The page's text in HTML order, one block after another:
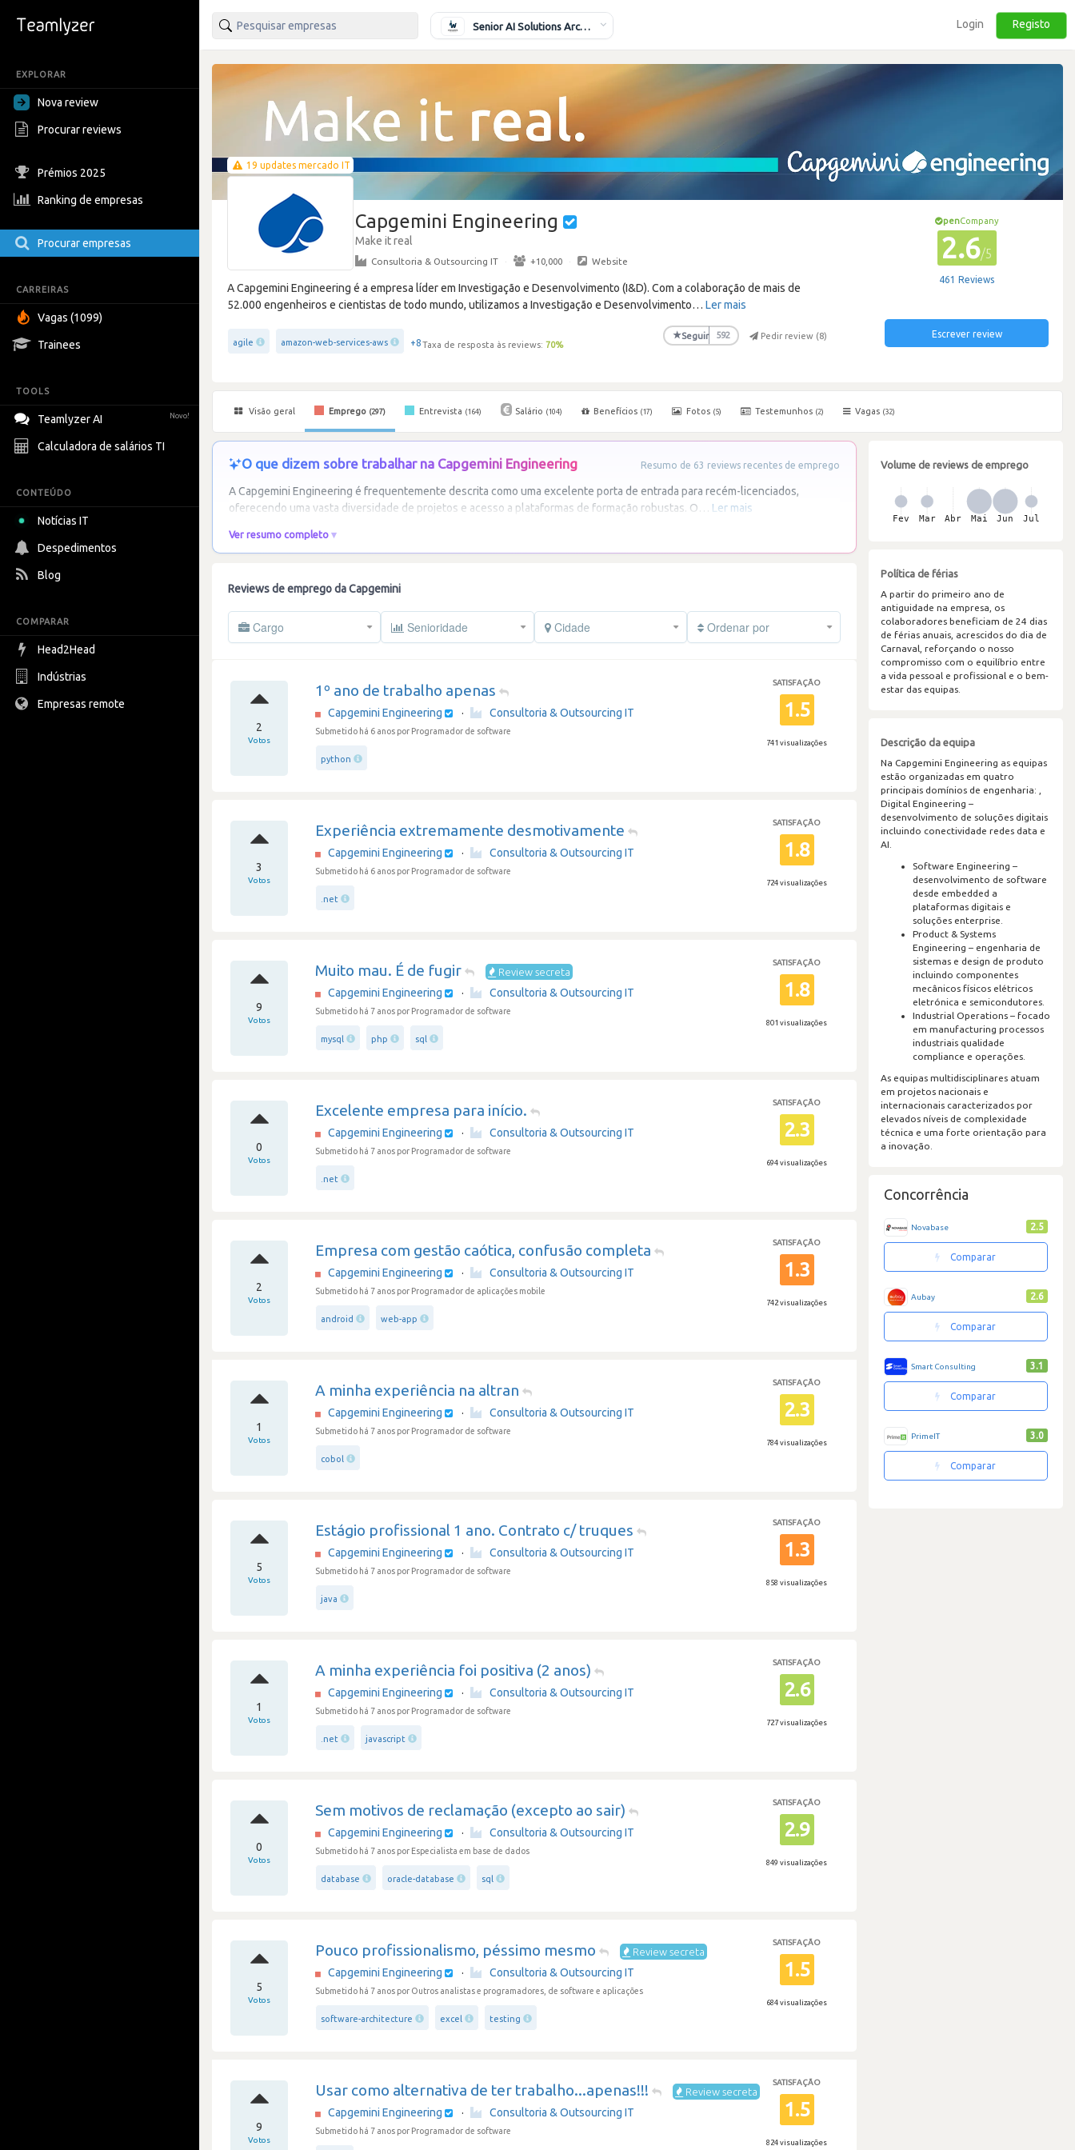
EXPLORAR
Nova review
Procurar reviews
Prémios 2025
Ranking de empresas
Procurar empresas
CARREIRAS
Vagas (1099)
Trainees
TOOLS
Teamlyzer AI Novo!
Calculadora de salários TI
CONTEÚDO
Notícias IT
Despedimentos
Blog
COMPARAR
Head2Head
Indústrias
Empresas remote
Senior AI Solutions Architect Login Registo
19 updates mercado IT
Capgemini Engineering
Make it real
Consultoria & Outsourcing IT · +10,000 · Website
A Capgemini Engineering é a empresa líder em Investigação e Desenvolvimento (I&D). Com a colaboração de mais de
52.000 engenheiros e cientistas de todo mundo, utilizamos a Investigação e Desenvolvimento… Ler mais
agile amazon-web-services-aws +8Taxa de resposta às reviews: 70%
★Seguir 592 Pedir review (8)
penCompany
2.6/5
461 Reviews
Escrever review
Visão geral Emprego (297) Entrevista (164) Salário (104) Benefícios (17) Fotos (5) Testemunhos (2) Vagas (32)
O que dizem sobre trabalhar na Capgemini Engineering Resumo de 63 reviews recentes de emprego
A Capgemini Engineering é frequentemente descrita como uma excelente porta de entrada para recém-licenciados,
oferecendo uma vasta diversidade de projetos e acesso a plataformas de formação robustas. O… Ler mais
Ver resumo completo
Reviews de emprego da Capgemini
Cargo Senioridade Cidade Ordenar por
2
Votos
1º ano de trabalho apenas
Capgemini Engineering · Consultoria & Outsourcing IT
Submetido há 6 anos por Programador de software
python
SATISFAÇÃO
1.5
741 visualizações
3
Votos
Experiência extremamente desmotivamente
Capgemini Engineering · Consultoria & Outsourcing IT
Submetido há 6 anos por Programador de software
.net
SATISFAÇÃO
1.8
724 visualizações
9
Votos
Muito mau. É de fugir Review secreta
Capgemini Engineering · Consultoria & Outsourcing IT
Submetido há 7 anos por Programador de software
mysql php sql
SATISFAÇÃO
1.8
801 visualizações
0
Votos
Excelente empresa para início.
Capgemini Engineering · Consultoria & Outsourcing IT
Submetido há 7 anos por Programador de software
.net
SATISFAÇÃO
2.3
694 visualizações
2
Votos
Empresa com gestão caótica, confusão completa
Capgemini Engineering · Consultoria & Outsourcing IT
Submetido há 7 anos por Programador de aplicações mobile
android web-app
SATISFAÇÃO
1.3
742 visualizações
1
Votos
A minha experiência na altran
Capgemini Engineering · Consultoria & Outsourcing IT
Submetido há 7 anos por Programador de software
cobol
SATISFAÇÃO
2.3
784 visualizações
5
Votos
Estágio profissional 1 ano. Contrato c/ truques
Capgemini Engineering · Consultoria & Outsourcing IT
Submetido há 7 anos por Programador de software
java
SATISFAÇÃO
1.3
858 visualizações
1
Votos
A minha experiência foi positiva (2 anos)
Capgemini Engineering · Consultoria & Outsourcing IT
Submetido há 7 anos por Programador de software
.net javascript
SATISFAÇÃO
2.6
727 visualizações
0
Votos
Sem motivos de reclamação (excepto ao sair)
Capgemini Engineering · Consultoria & Outsourcing IT
Submetido há 7 anos por Especialista em base de dados
database oracle-database sql
SATISFAÇÃO
2.9
849 visualizações
5
Votos
Pouco profissionalismo, péssimo mesmo Review secreta
Capgemini Engineering · Consultoria & Outsourcing IT
Submetido há 7 anos por Outros analistas e programadores, de software e aplicações
software-architecture excel testing
SATISFAÇÃO
1.5
684 visualizações
9
Votos
Usar como alternativa de ter trabalho...apenas!!! Review secreta
Capgemini Engineering · Consultoria & Outsourcing IT
Submetido há 7 anos por Programador de software
SATISFAÇÃO
1.5
824 visualizações
Volume de reviews de emprego
Política de férias
A partir do primeiro ano de
antiguidade na empresa, os
colaboradores beneficiam de 24 dias
de férias anuais, acrescidos do dia de
Carnaval, reforçando o nosso
compromisso com o equilíbrio entre
a vida pessoal e profissional e o bem-
estar das equipas.
Descrição da equipa
Na Capgemini Engineering as equipas
estão organizadas em quatro
principais domínios de engenharia: ,
Digital Engineering –
desenvolvimento de soluções digitais
incluindo conectividade redes data e
AI.
Software Engineering –
desenvolvimento de software
desde embedded a
plataformas digitais e
soluções enterprise.
Product & Systems
Engineering – engenharia de
sistemas e design de produto
incluindo componentes
mecânicos físicos elétricos
eletrónica e semicondutores.
Industrial Operations – focado
em manufacturing processos
industriais qualidade
compliance e operações.
As equipas multidisciplinares atuam
em projetos nacionais e
internacionais caracterizados por
elevados níveis de complexidade
técnica e uma forte orientação para
a inovação.
Concorrência
Novabase 2.5
Comparar
Aubay 2.6
Comparar
Smart Consulting 3.1
Comparar
PrimeIT 3.0
Comparar